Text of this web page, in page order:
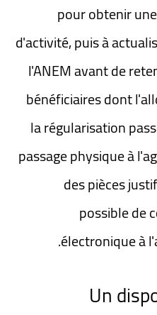
pour obtenir
d'activité, puis à
l'ANEM avant de
bénéficiaires dont
la régularisation
passage physique à
des pièces
possible de
électronique à
.
Un